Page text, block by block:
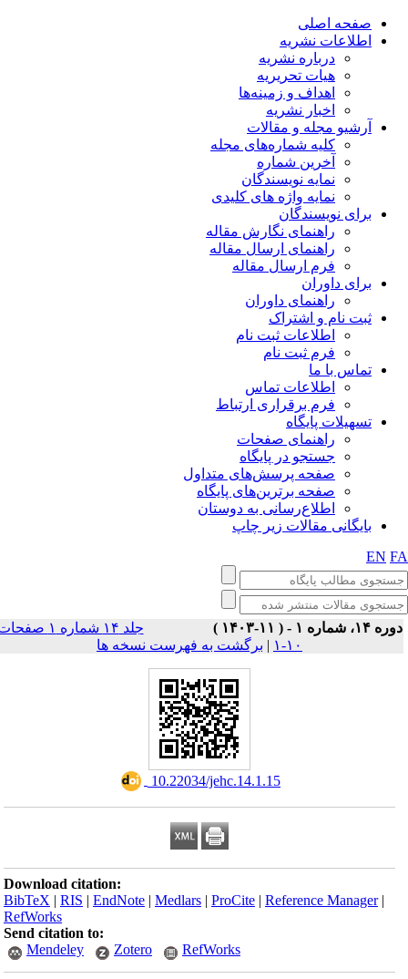
صفحه اصلی
اطلاعات نشریه
درباره نشریه
هیات تحریریه
اهداف و زمینه‌ها
اخبار نشریه
آرشیو مجله و مقالات
کلیه شماره‌های مجله
آخرین شماره
نمایه نویسندگان
نمایه واژه های کلیدی
برای نویسندگان
راهنمای نگارش مقاله
راهنمای ارسال مقاله
فرم ارسال مقاله
برای داوران
راهنمای داوران
ثبت نام و اشتراک
اطلاعات ثبت نام
فرم ثبت نام
تماس با ما
اطلاعات تماس
فرم برقراری ارتباط
تسهیلات پایگاه
راهنمای صفحات
جستجو در پایگاه
صفحه پرسش‌های متداول
صفحه برترین‌های پایگاه
اطلاع‌رسانی به دوستان
بایگانی مقالات زیر چاپ
EN
۱۴، شماره ۱ - ( ۱۱-۱۴۰۳ )
جلد ۱۴ شماره ۱ صفحات
۱۰-۱
| برگشت به فهرست نسخه ها
‎ 10.22034/jehc.14.1.15
Download citation:
BibTeX |RIS |EndNote |Medlars |ProCite |Reference Manager
RefWorks
Send citation to:
Mendeley
Zotero RefWorks